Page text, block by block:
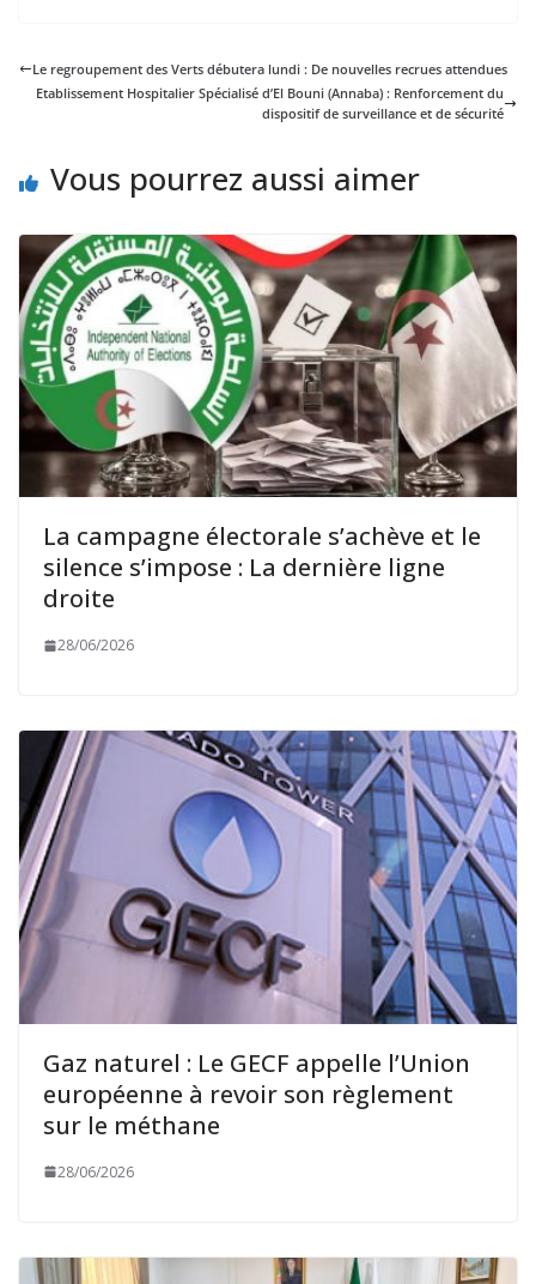
Le regroupement des Verts débutera lundi : De nouvelles recrues attendues
Etablissement Hospitalier Spécialisé d’El Bouni (Annaba) : Renforcement du
dispositif de surveillance et de sécurité
Vous pourrez aussi aimer
La campagne électorale s’achève et le
silence s’impose : La dernière ligne
droite
28/06/2026
Gaz naturel : Le GECF appelle l’Union
européenne à revoir son règlement
sur le méthane
28/06/2026